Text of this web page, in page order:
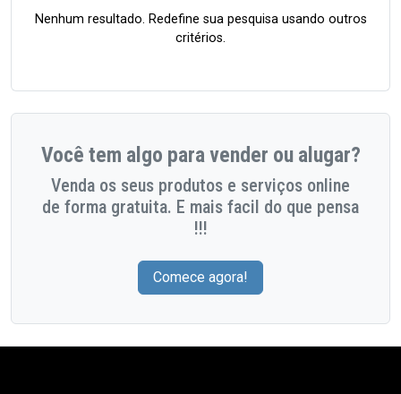
Nenhum resultado. Redefine sua pesquisa usando outros
critérios.
Você tem algo para vender ou alugar?
Venda os seus produtos e serviços online
de forma gratuita. E mais facil do que pensa
!!!
Comece agora!